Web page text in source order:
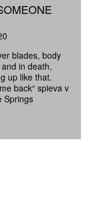
blades, body
in death,
up like that.
back“ spieva v
Springs